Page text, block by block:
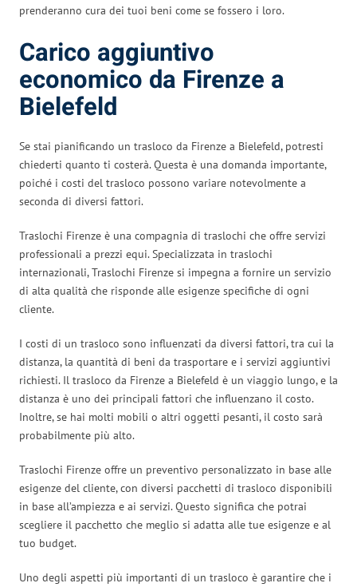
prenderanno cura dei tuoi beni come se fossero i loro.
Carico aggiuntivo
economico da Firenze a
Bielefeld
Se stai pianificando un trasloco da Firenze a Bielefeld, potresti
chiederti quanto ti costerà. Questa è una domanda importante,
poiché i costi del trasloco possono variare notevolmente a
seconda di diversi fattori.
Traslochi Firenze è una compagnia di traslochi che offre servizi
professionali a prezzi equi. Specializzata in traslochi
internazionali, Traslochi Firenze si impegna a fornire un servizio
di alta qualità che risponde alle esigenze specifiche di ogni
cliente.
I costi di un trasloco sono influenzati da diversi fattori, tra cui la
distanza, la quantità di beni da trasportare e i servizi aggiuntivi
richiesti. Il trasloco da Firenze a Bielefeld è un viaggio lungo, e la
distanza è uno dei principali fattori che influenzano il costo.
Inoltre, se hai molti mobili o altri oggetti pesanti, il costo sarà
probabilmente più alto.
Traslochi Firenze offre un preventivo personalizzato in base alle
esigenze del cliente, con diversi pacchetti di trasloco disponibili
in base all’ampiezza e ai servizi. Questo significa che potrai
scegliere il pacchetto che meglio si adatta alle tue esigenze e al
tuo budget.
Uno degli aspetti più importanti di un trasloco è garantire che i